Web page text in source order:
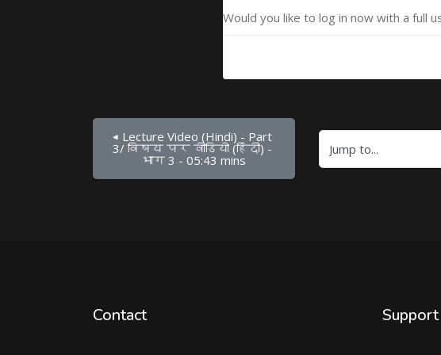
Would you like to log in now with a full
◀︎ Lecture Video (Hindi) - Part
3/ विषय पर वीडियो (हिंदी) -
भाग 3 - 05:43 mins
Jump to...
Contact Support